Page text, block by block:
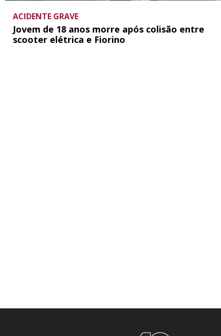
ACIDENTE GRAVE
Jovem de 18 anos morre após colisão entre
scooter elétrica e Fiorino